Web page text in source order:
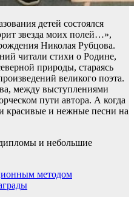
детей состоялся
звезда моих полей…»,
Николая Рубцова.
читали стихи о Родине,
природы, стараясь
великого поэта.
между выступлениями
пути автора. А когда
красивые и нежные песни на
и небольшие
методом